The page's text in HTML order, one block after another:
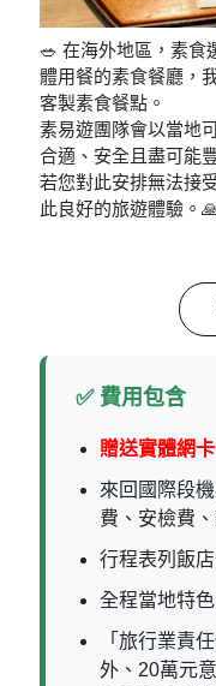
🥗 在海外地區，素食
體用餐的素食餐廳，
客製素食餐點。
素易遊團隊會以當地
合適、安全且盡可能
若您對此安排無法接
此良好的旅遊體驗。
✅ 費用包含
贈送實體網卡
來回國際段
費、安檢費
行程表列飯
全程當地特
「旅行業責
外、20萬元